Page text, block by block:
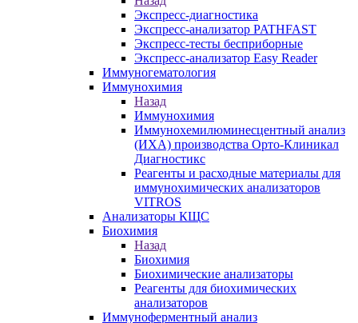
Экспресс-диагностика
Экспресс-анализатор PATHFAST
Экспресс-тесты бесприборные
Экспресс-анализатор Easy Reader
Иммуногематология
Иммунохимия
Назад
Иммунохимия
Иммунохемилюминесцентный анализ
(ИХА) производства Орто-Клиникал
Диагностикс
Реагенты и расходные материалы для
иммунохимических анализаторов
VITROS
Анализаторы КЩС
Биохимия
Назад
Биохимия
Биохимические анализаторы
Реагенты для биохимических
анализаторов
Иммуноферментный анализ